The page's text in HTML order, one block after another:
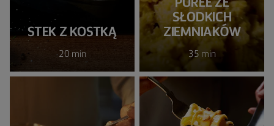
STEK Z KOSTKĄ
20 min
PUREE ZE
SŁODKICH
ZIEMNIAKÓW
35 min